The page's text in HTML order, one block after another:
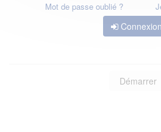
Mot de passe oublié ?
Connexion
Démarrer